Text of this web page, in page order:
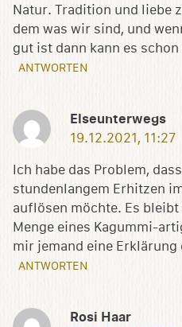
Natur. Tradition und liebe
dem was wir sind, und
gut ist dann kann es
ANTWORTEN
Elseunterwegs
19.12.2021, 11:27
Ich habe das Problem,
stundenlangem Erhitzen
auflösen möchte. Es
Menge eines Kagummi-
mir jemand eine Erklärung
ANTWORTEN
Rosi Haar